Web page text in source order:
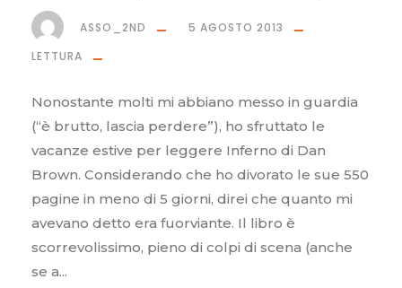
ASSO_2ND
5 AGOSTO 2013
LETTURA
Nonostante molti mi abbiano messo in guardia
(“è brutto, lascia perdere”), ho sfruttato le
vacanze estive per leggere Inferno di Dan
Brown. Considerando che ho divorato le sue 550
pagine in meno di 5 giorni, direi che quanto mi
avevano detto era fuorviante. Il libro è
scorrevolissimo, pieno di colpi di scena (anche
se a...